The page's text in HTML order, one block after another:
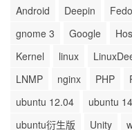
Android Deepin
gnome 3
Google
Kernel
linux
LNMP
nginx PHP
ubuntu 12.04
ubuntu
ubuntu衍生版
Unity